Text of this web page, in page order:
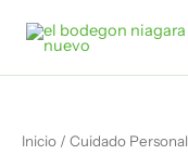
contenido
Inicio / Cuidado Personal